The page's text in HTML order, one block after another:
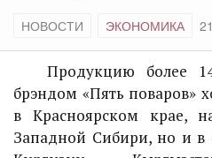
НОВОСТИ ЭКОНОМИКА
Продукцию более
брэндом «Пять поваров»
в Красноярском крае,
Западной Сибири, но и в